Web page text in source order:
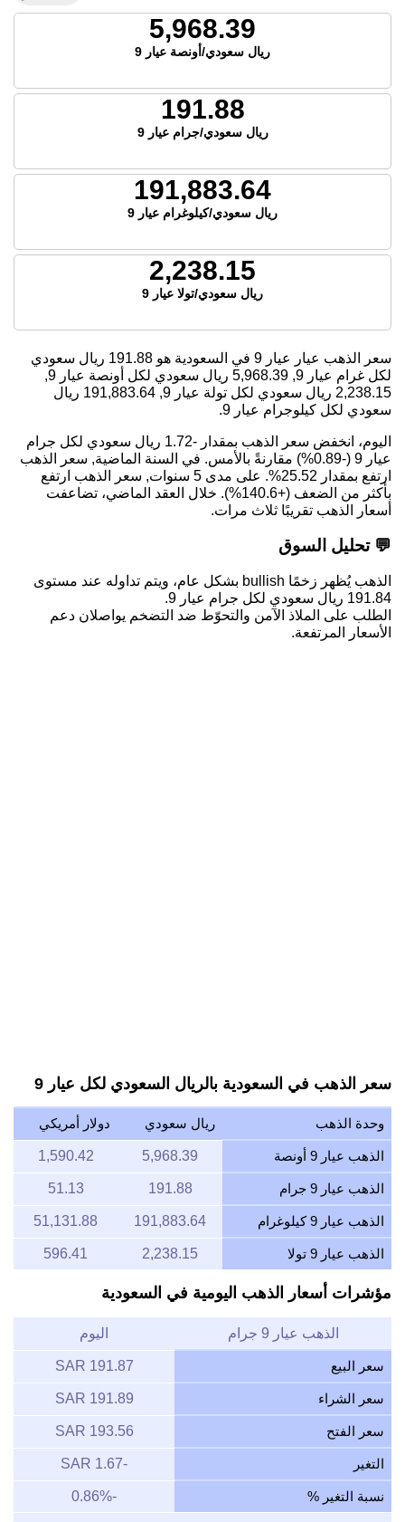
5,968.39
ريال سعودي/أونصة عيار 9
191.88
ريال سعودي/جرام عيار 9
191,883.64
ريال سعودي/كيلوغرام عيار 9
2,238.15
ريال سعودي/تولا عيار 9
سعر الذهب عيار عيار 9 في السعودية هو 191.88 ريال سعودي
لكل غرام عيار 9,
5,968.39 ريال سعودي لكل أونصة عيار 9,
2,238.15 ريال سعودي لكل تولة عيار 9, 191,883.64 ريال
سعودي لكل كيلوجرام عيار 9.
اليوم، انخفض سعر الذهب بمقدار -1.72 ريال سعودي لكل جرام
عيار 9 (-0.89%) مقارنةً بالأمس. في السنة الماضية, سعر الذهب
ارتفع بمقدار 25.52%. على مدى 5 سنوات, سعر الذهب ارتفع
بأكثر من الضعف (+140.6%). خلال العقد الماضي، تضاعفت
أسعار الذهب تقريبًا ثلاث مرات.
💬 تحليل السوق
الذهب يُظهر زخمًا bullish بشكل عام، ويتم تداوله عند مستوى
191.84 ريال سعودي لكل جرام عيار 9.
الطلب على الملاذ الآمن والتحوّط ضد التضخم يواصلان دعم
الأسعار المرتفعة.
سعر الذهب في السعودية بالريال السعودي لكل عيار 9
وحدة الذهب ريال سعودي دولار أمريكي
الذهب عيار 9 أونصة 5,968.39
1,590.42
الذهب عيار 9 جرام 191.88
51.13
الذهب عيار 9 كيلوغرام 191,883.64
51,131.88
الذهب عيار 9 تولا 2,238.15
596.41
مؤشرات أسعار الذهب اليومية في السعودية
الذهب عيار 9 جرام اليوم
سعر البيع 191.87 SAR
سعر الشراء 191.89 SAR
سعر الفتح 193.56 SAR
التغير -1.67 SAR
نسبة التغير % -0.86%